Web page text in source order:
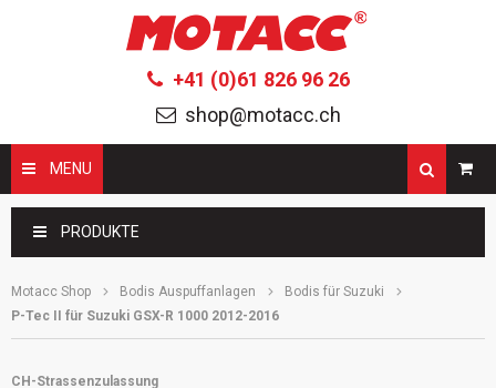
+41 (0)61 826 96 26
shop@motacc.ch
MENU Suchbegriffe
PRODUKTE
Motacc Shop Bodis Auspuffanlagen
Bodis für Suzuki
P-Tec II für Suzuki GSX-R 1000 2012-2016
CH-Strassenzulassung